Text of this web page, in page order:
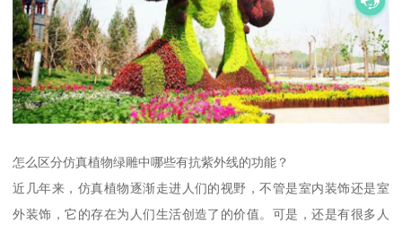
怎么区分仿真植物绿雕中哪些有抗紫外线的功能？
近几年来，仿真植物逐渐走进人们的视野，不管是室内装饰还是室
外装饰，它的存在为人们生活创造了的价值。可是，还是有很多人